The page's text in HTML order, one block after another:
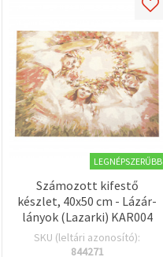
LEGNÉPSZERŰBB
Számozott kifestő
készlet, 40x50 cm - Lázár-
lányok (Lazarki) KAR004
SKU (leltári azonosító):
844271